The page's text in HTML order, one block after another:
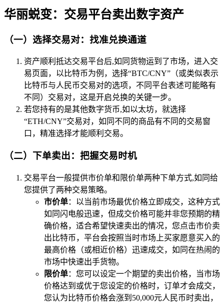
华丽蜕变：交易平台卖出数字资产
（一）选择交易对：找准兑换通道
资产顺利抵达交易平台后,如同货物运到了市场，进入交
易页面，以比特币为例，选择“BTC/CNY”（或类似表示
比特币与人民币交易对的选项，不同平台表述可能略有
不同）交易对，这是开启兑换的关键一步。
若您持有的是其他数字货币,如以太坊，就选择
“ETH/CNY”交易对，如同不同的商品有不同的交易窗
口，精准选择才能顺利交易。
（二）下单卖出：把握交易时机
交易平台一般提供市价单和限价单两种下单方式,如同给
您提供了两种交易策略。
市价单：以当前市场最优价格立即成交，这种方式
如同闪电般迅速，但成交价格可能并非您预期的精
确价格，适合希望快速卖出的情况，您点击市价卖
出比特币，平台会按照当时市场上买家愿意买入的
最高价格（或相近价格）迅速成交，如同在热闹的
市场中快速出手货物。
限价单：您可以设定一个期望的卖出价格，当市场
价格达到或优于您设定的价格时，订单才会成交，
您认为比特币价格会涨到50,000元人民币时卖出，